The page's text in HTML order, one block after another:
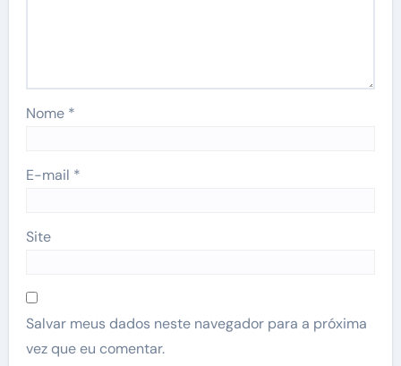
Nome *
E-mail *
Site
Salvar meus dados neste navegador para a próxima
vez que eu comentar.